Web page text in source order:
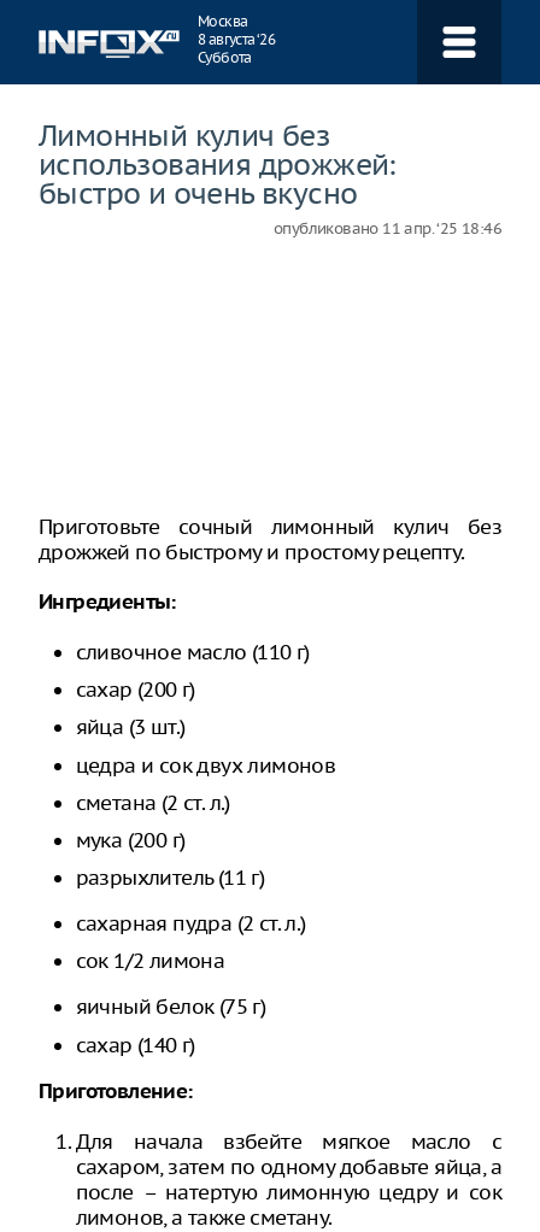
Москва
8 августа ‘26
Суббота
Лимонный кулич без
использования дрожжей:
быстро и очень вкусно
опубликовано 11 апр. ‘25 18:46
Приготовьте сочный лимонный кулич без
дрожжей по быстрому и простому рецепту.
Ингредиенты:
сливочное масло (110 г)
сахар (200 г)
яйца (3 шт.)
цедра и сок двух лимонов
сметана (2 ст. л.)
мука (200 г)
разрыхлитель (11 г)
сахарная пудра (2 ст. л.)
сок 1/2 лимона
яичный белок (75 г)
сахар (140 г)
Приготовление:
Для начала взбейте мягкое масло с
сахаром, затем по одному добавьте яйца, а
после – натертую лимонную цедру и сок
лимонов, а также сметану.